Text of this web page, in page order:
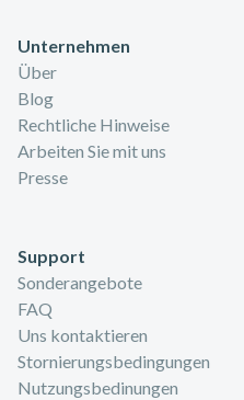
Unternehmen
Über
Blog
Rechtliche Hinweise
Arbeiten Sie mit uns
Presse
Support
Sonderangebote
FAQ
Uns kontaktieren
Stornierungsbedingungen
Nutzungsbedinungen